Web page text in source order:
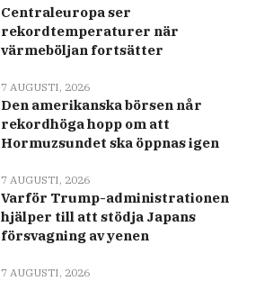
Centraleuropa ser
rekordtemperaturer när
värmeböljan fortsätter
7 AUGUSTI, 2026
Den amerikanska börsen når
rekordhöga hopp om att
Hormuzsundet ska öppnas igen
7 AUGUSTI, 2026
Varför Trump-administrationen
hjälper till att stödja Japans
försvagning av yenen
7 AUGUSTI, 2026